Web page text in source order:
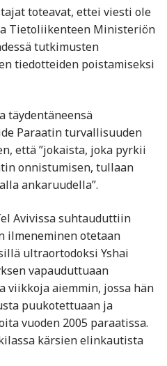
toteavat, ettei viesti ole
Tietoliikenteen Ministeriön
tutkimusten
tiedotteiden poistamiseksi
täydentäneensä
Paraatin turvallisuuden
että ”jokaista, joka pyrkii
onnistumisen, tullaan
ankaruudella”.
Avivissa suhtauduttiin
ilmeneminen otetaan
ultraortodoksi Yshai
vapauduttuaan
viikkoja aiemmin, jossa hän
puukotettuaan ja
vuoden 2005 paraatissa.
kärsien elinkautista